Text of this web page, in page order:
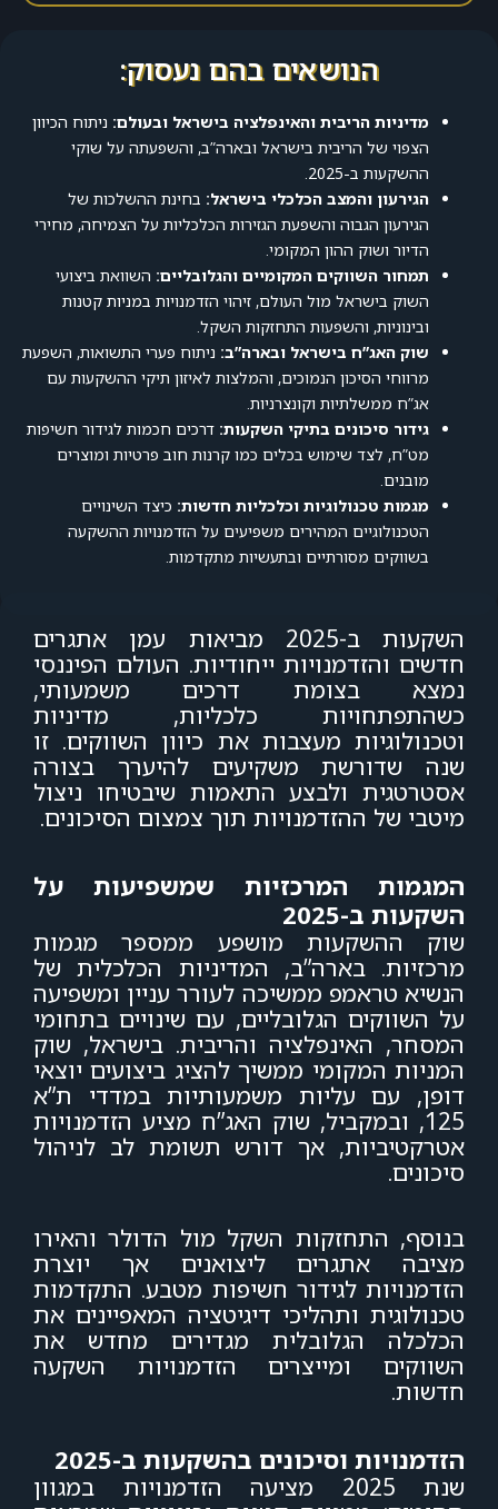
הנושאים בהם נעסוק:
מדיניות הריבית והאינפלציה בישראל ובעולם: ניתוח הכיוון
הצפוי של הריבית בישראל ובארה”ב, והשפעתה על שוקי
ההשקעות ב-2025.
הגירעון והמצב הכלכלי בישראל: בחינת ההשלכות של
הגירעון הגבוה והשפעת הגזירות הכלכליות על הצמיחה, מחירי
הדיור ושוק ההון המקומי.
תמחור השווקים המקומיים והגלובליים: השוואת ביצועי
השוק בישראל מול העולם, זיהוי הזדמנויות במניות קטנות
ובינוניות, והשפעות התחזקות השקל.
שוק האג”ח בישראל ובארה”ב: ניתוח פערי התשואות, השפעת
מרווחי הסיכון הנמוכים, והמלצות לאיזון תיקי ההשקעות עם
אג”ח ממשלתיות וקונצרניות.
גידור סיכונים בתיקי השקעות: דרכים חכמות לגידור חשיפות
מט”ח, לצד שימוש בכלים כמו קרנות חוב פרטיות ומוצרים
מובנים.
מגמות טכנולוגיות וכלכליות חדשות: כיצד השינויים
הטכנולוגיים המהירים משפיעים על הזדמנויות ההשקעה
בשווקים מסורתיים ובתעשיות מתקדמות.
השקעות ב-2025 מביאות עמן אתגרים
חדשים והזדמנויות ייחודיות. העולם הפיננסי
נמצא בצומת דרכים משמעותי,
כשהתפתחויות כלכליות, מדיניות
וטכנולוגיות מעצבות את כיוון השווקים. זו
שנה שדורשת משקיעים להיערך בצורה
אסטרטגית ולבצע התאמות שיבטיחו ניצול
מיטבי של ההזדמנויות תוך צמצום הסיכונים.
המגמות המרכזיות שמשפיעות על
השקעות ב-2025
שוק ההשקעות מושפע ממספר מגמות
מרכזיות. בארה”ב, המדיניות הכלכלית של
הנשיא טראמפ ממשיכה לעורר עניין ומשפיעה
על השווקים הגלובליים, עם שינויים בתחומי
המסחר, האינפלציה והריבית. בישראל, שוק
המניות המקומי ממשיך להציג ביצועים יוצאי
דופן, עם עליות משמעותיות במדדי ת”א
125, ובמקביל, שוק האג”ח מציע הזדמנויות
אטרקטיביות, אך דורש תשומת לב לניהול
סיכונים.
בנוסף, התחזקות השקל מול הדולר והאירו
מציבה אתגרים ליצואנים אך יוצרת
הזדמנויות לגידור חשיפות מטבע. התקדמות
טכנולוגית ותהליכי דיגיטציה המאפיינים את
הכלכלה הגלובלית מגדירים מחדש את
השווקים ומייצרים הזדמנויות השקעה
חדשות.
הזדמנויות וסיכונים בהשקעות ב-2025
שנת 2025 מציעה הזדמנויות במגוון